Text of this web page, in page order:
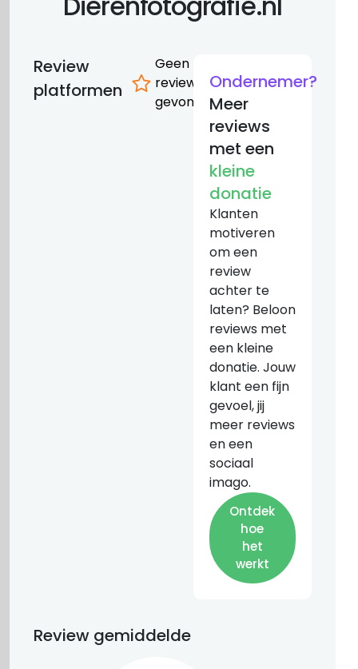
Review
platformen
Geen
reviews
gevonden
Ondernemer?
Meer
reviews
met een
kleine
donatie
Klanten
motiveren
om een
review
achter te
laten? Beloon
reviews met
een kleine
donatie. Jouw
klant een fijn
gevoel, jij
meer reviews
en een
sociaal
imago.
Ontdek
hoe
het
werkt
Review gemiddelde